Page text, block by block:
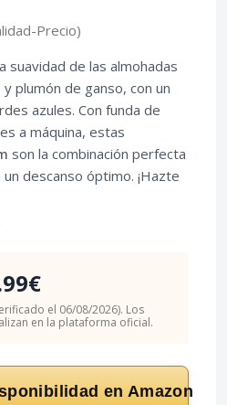
Precio)
suavidad de las almohadas
plumón de ganso, con un
azules. Con funda de
a máquina, estas
son la combinación perfecta
descanso óptimo. ¡Hazte
el 06/08/2026). Los
en la plataforma oficial.
en Amazon